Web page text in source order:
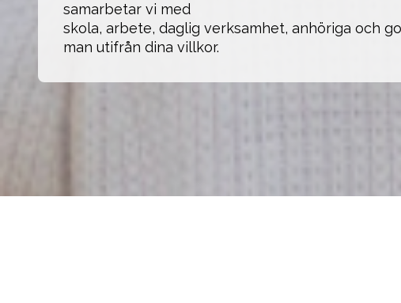
samarbetar vi med
skola, arbete, daglig verksamhet, anhöriga och
man utifrån dina villkor.